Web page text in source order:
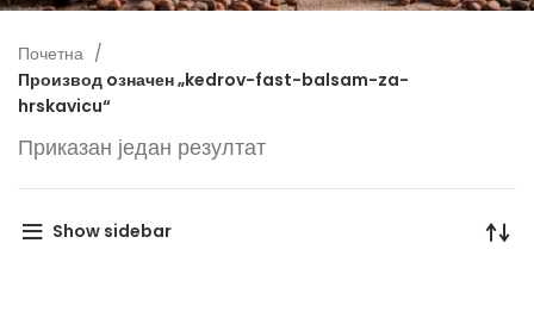
Почетна
Производ oзначен „kedrov-fast-balsam-za-
hrskavicu“
Приказан један резултат
Show sidebar